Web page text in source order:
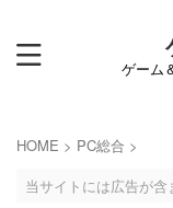
ゲーム
HOME > PC総合 >
当サイトには広告が含